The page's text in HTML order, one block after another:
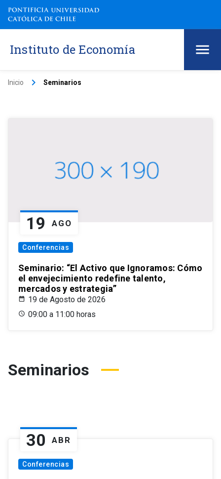
Instituto de Economía
Inicio keyboard_arrow_right Seminarios
19 AGO
Conferencias
Seminario: “El Activo que Ignoramos: Cómo
el envejecimiento redefine talento,
mercados y estrategia”
19 de Agosto de 2026
09:00 a 11:00 horas
Seminarios
30 ABR
Conferencias